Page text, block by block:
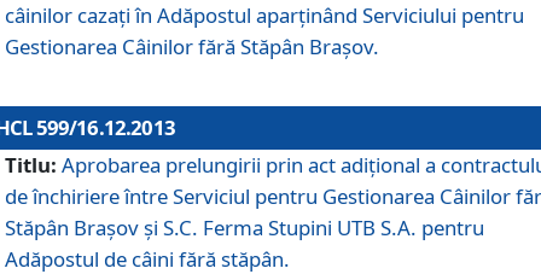
câinilor cazaţi în Adăpostul aparţinând Serviciului pentru
Gestionarea Câinilor fără Stăpân Braşov.
599/16.12.2013
Titlu: Aprobarea prelungirii prin act adiţional a
de închiriere între Serviciul pentru Gestionarea Câinilor
Stăpân Braşov şi S.C. Ferma Stupini UTB S.A. pentru
Adăpostul de câini fără stăpân.